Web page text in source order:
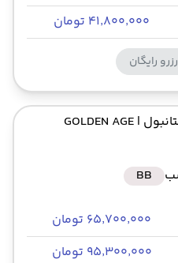
۴۱٬۸۰۰٬۰۰۰ تومان
رایگان
| GOLDEN AGE
BB
۶۵٬۷۰۰٬۰۰۰ تومان
۹۵٬۳۰۰٬۰۰۰ تومان